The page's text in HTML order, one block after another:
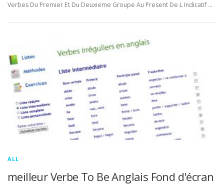
Verbes Du Premier Et Du Deuxieme Groupe Au Present De L Indicatif …
ALL
meilleur Verbe To Be Anglais Fond d'écran